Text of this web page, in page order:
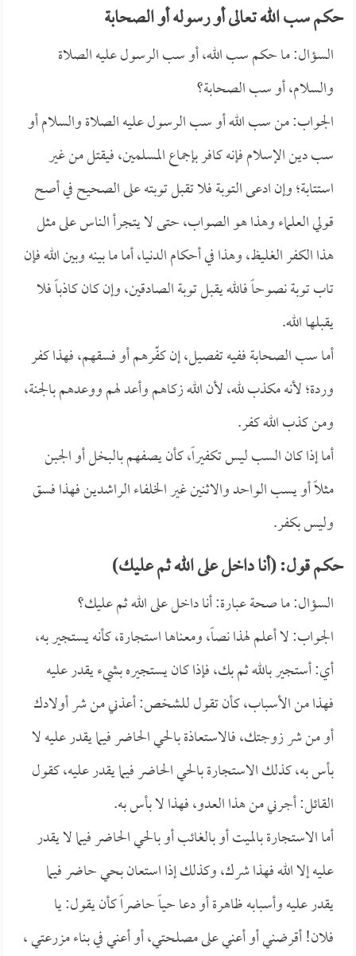
حكم سب الله تعالى أو رسوله أو الصحابة
السؤال: ما حكم سب الله، أو سب الرسول عليه الصلاة
والسلام، أو سب الصحابة؟
الجواب: من سب الله أو سب الرسول عليه الصلاة والسلام أو
سب دين الإسلام فإنه كافر بإجماع المسلمين، فيقتل من غير
استتابة؛ وإن ادعى التوبة فلا تقبل توبته على الصحيح في أصح
قولي العلماء وهذا هو الصواب، حتى لا يتجرأ الناس على مثل
هذا الكفر الغليظ، وهذا في أحكام الدنيا، أما ما بينه وبين الله فإن
تاب توبة نصوحاً فالله يقبل توبة الصادقين، وإن كان كاذباً فلا
يقبلها الله.
أما سب الصحابة ففيه تفصيل، إن كفّرهم أو فسقهم، فهذا كفر
وردة؛ لأنه مكذب لله، لأن الله زكاهم وأعد لهم ووعدهم بالجنة،
ومن كذب الله كفر.
أما إذا كان السب ليس تكفيراً، كأن يصفهم بالبخل أو الجبن
مثلاً أو يسب الواحد والاثنين غير الخلفاء الراشدين فهذا فسق
وليس بكفر.
حكم قول: (أنا داخل على الله ثم عليك)
السؤال: ما صحة عبارة: أنا داخل على الله ثم عليك؟
الجواب: لا أعلم لهذا نصاً، ومعناها استجارة، كأنه يستجير به،
أي: أستجير بالله ثم بك، فإذا كان يستجيره بشيء يقدر عليه
فهذا من الأسباب، كأن تقول للشخص: أعذني من شر أولادك
أو من شر زوجتك، فالاستعاذة بالحي الحاضر فيما يقدر عليه لا
بأس به، كذلك الاستجارة بالحي الحاضر فيما يقدر عليه، كقول
القائل: أجرني من هذا العدو، فهذا لا بأس به.
أما الاستجارة بالميت أو بالغائب أو بالحي الحاضر فيما لا يقدر
عليه إلا الله فهذا شرك، وكذلك إذا استعان بحي حاضر فيما
يقدر عليه وأسبابه ظاهرة أو دعا حياً حاضراً كأن يقول: يا
فلان! أقرضني أو أعني على مصلحتي، أو أعني في بناء مزرعتي ،